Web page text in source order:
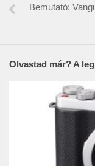
Bemutató:
Olvastad már? A